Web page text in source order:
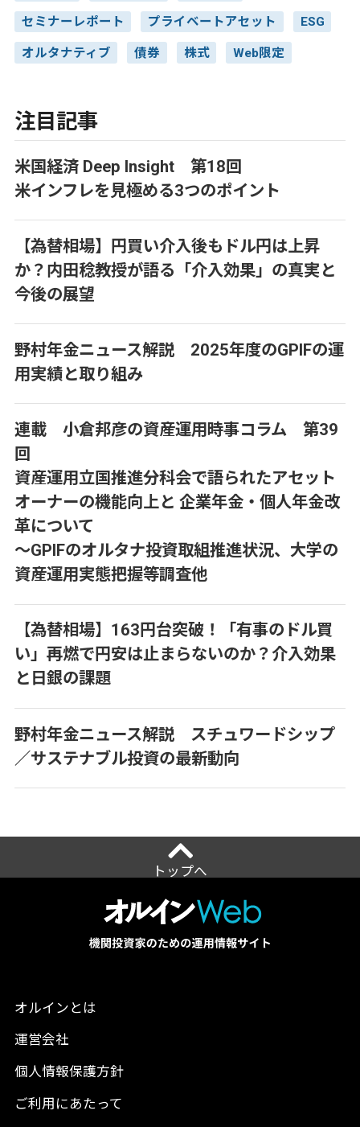
セミナーレポート プライベートアセット ESG
オルタナティブ 債券 株式 Web限定
注目記事
米国経済 Deep Insight 第18回
米インフレを見極める3つのポイント
【為替相場】円買い介入後もドル円は上昇
か？内田稔教授が語る「介入効果」の真実と
今後の展望
野村年金ニュース解説 2025年度のGPIFの運
用実績と取り組み
連載 小倉邦彦の資産運用時事コラム 第39
回
資産運用立国推進分科会で語られたアセット
オーナーの機能向上と 企業年金・個人年金改
革について
～GPIFのオルタナ投資取組推進状況、大学の
資産運用実態把握等調査他
【為替相場】163円台突破！「有事のドル買
い」再燃で円安は止まらないのか？介入効果
と日銀の課題
野村年金ニュース解説 スチュワードシップ
／サステナブル投資の最新動向
トップへ
オルインとは
運営会社
個人情報保護方針
ご利用にあたって